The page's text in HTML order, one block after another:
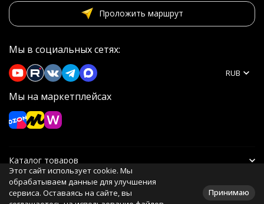
Проложить маршрут
Мы в социальных сетях:
Мы на маркетплейсах
RUB
Каталог товаров
Информация
Этот сайт использует cookie. Мы
обрабатываем данные для улучшения
сервиса. Оставаясь на сайте, вы
Принимаю